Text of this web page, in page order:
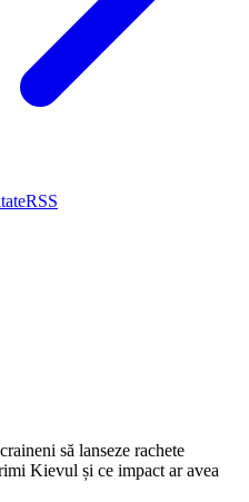
RSS
să lanseze rachete
Kievul și ce impact ar avea